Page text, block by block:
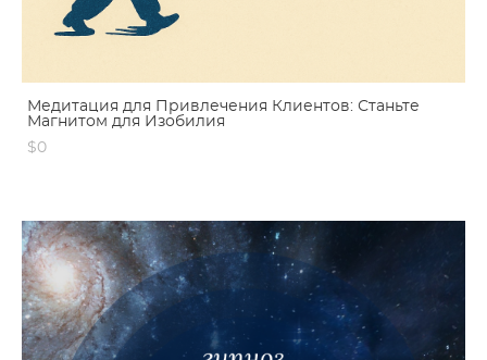
Медитация для Привлечения Клиентов: Станьте
Магнитом для Изобилия
$0